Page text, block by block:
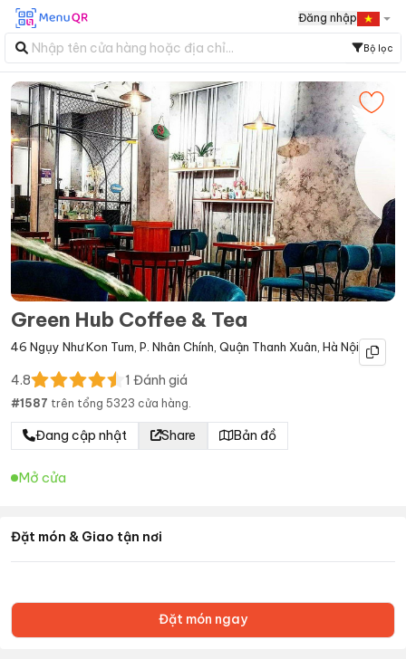
Đăng nhập
Bộ lọc
Green Hub Coffee & Tea
46 Ngụy Như Kon Tum P. Nhân Chính Quận Thanh Xuân Hà Nội
4.8 1 Đánh giá
#1587 trên tổng 5323 cửa hàng.
Đang cập nhật Share Bản đồ
Mở cửa
Đặt món & Giao tận nơi
Đặt món ngay